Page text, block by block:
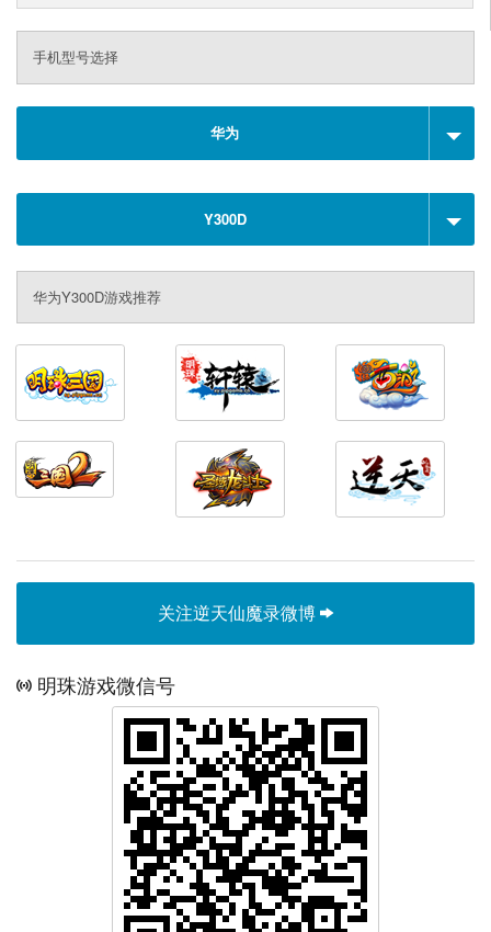
手机型号选择
华为
Y300D
华为Y300D游戏推荐
关注逆天仙魔录微博
明珠游戏微信号